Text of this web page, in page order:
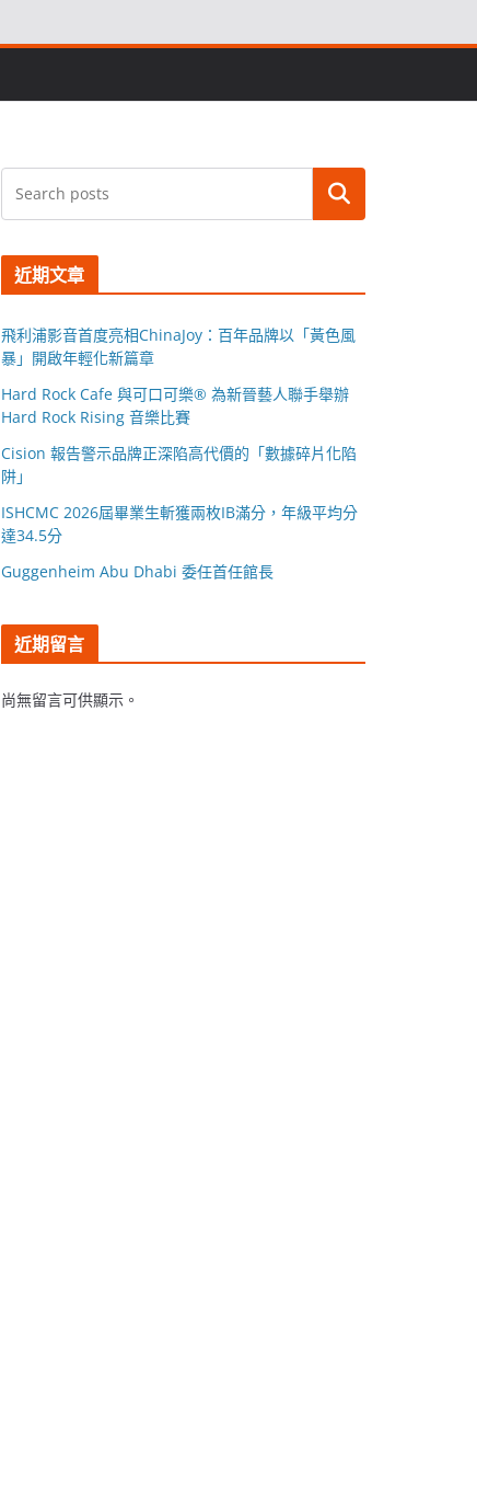
搜尋
近期文章
飛利浦影音首度亮相ChinaJoy：百年品牌以「黃色風
暴」開啟年輕化新篇章
Hard Rock Cafe 與可口可樂® 為新晉藝人聯手舉辦
Hard Rock Rising 音樂比賽
Cision 報告警示品牌正深陷高代價的「數據碎片化陷
阱」
ISHCMC 2026屆畢業生斬獲兩枚IB滿分，年級平均分
達34.5分
Guggenheim Abu Dhabi 委任首任館長
近期留言
尚無留言可供顯示。